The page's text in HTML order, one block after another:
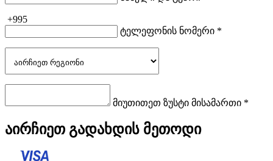
+995
ტელეფონის ნომერი *
მიუთითეთ ზუსტი მისამართი *
აირჩიეთ გადახდის მეთოდი